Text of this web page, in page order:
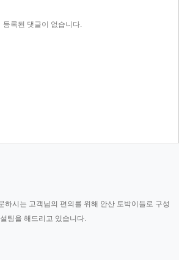
등록된 댓글이 없습니다.
하시는 고객님의 편의를 위해 안산 토박이들로 구성
팅을 해드리고 있습니다.